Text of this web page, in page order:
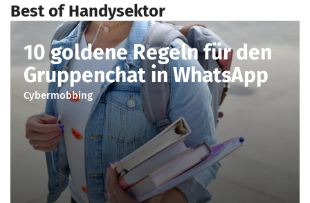
Best of Handysektor
10 goldene Regeln für den
Gruppenchat in WhatsApp
Cybermobbing